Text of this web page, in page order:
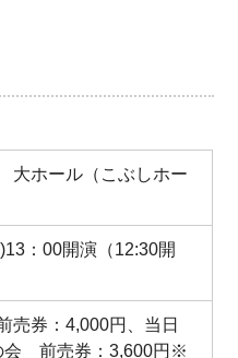
ホール（こぶしホー
：00開演（12:30開
券：4,000円、当日
会 前売券：3,600円※